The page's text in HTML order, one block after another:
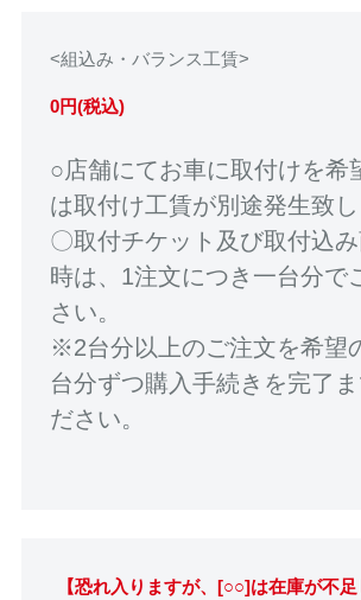
<組込み・バランス工賃>
0円(税込)
○店舗にてお車に取付けを希
は取付け工賃が別途発生致し
〇取付チケット及び取付込
時は、1注文につき一台分で
さい。
※2台分以上のご注文を希望
台分ずつ購入手続きを完了ま
ださい。
【恐れ入りますが、[○○]は在庫が不